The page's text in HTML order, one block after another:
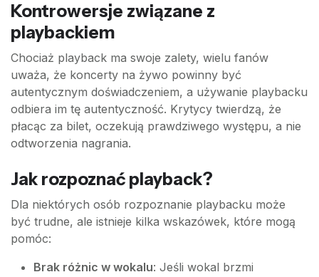
Kontrowersje związane z
playbackiem
Chociaż playback ma swoje zalety, wielu fanów
uważa, że koncerty na żywo powinny być
autentycznym doświadczeniem, a używanie playbacku
odbiera im tę autentyczność. Krytycy twierdzą, że
płacąc za bilet, oczekują prawdziwego występu, a nie
odtworzenia nagrania.
Jak rozpoznać playback?
Dla niektórych osób rozpoznanie playbacku może
być trudne, ale istnieje kilka wskazówek, które mogą
pomóc:
Brak różnic w wokalu: Jeśli wokal brzmi